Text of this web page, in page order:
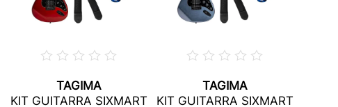
TAGIMA
KIT GUITARRA SIXMART
TAGIMA
KIT GUITARRA SIXMART